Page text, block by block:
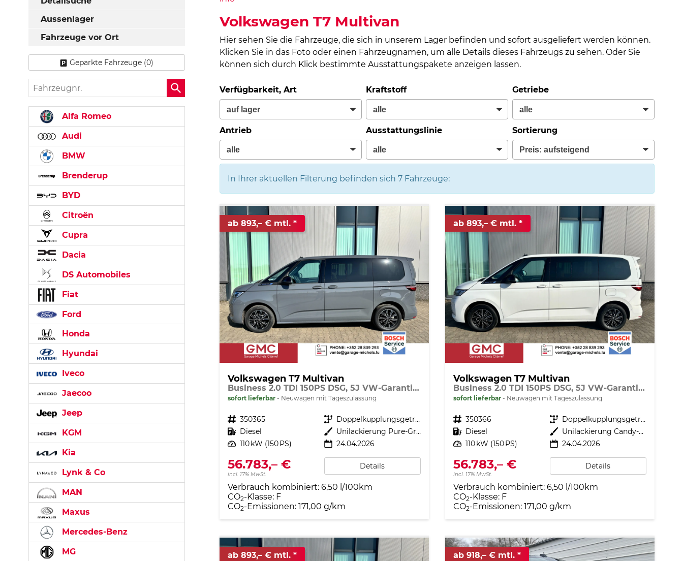
Volkswagen T7 Multivan
Hier sehen Sie die Fahrzeuge, die sich in unserem Lager befinden und sofort ausgeliefert werden können.
Klicken Sie in das Foto oder einen Fahrzeugnamen, um alle Details dieses Fahrzeugs zu sehen. Oder Sie
können sich durch Klick bestimmte Ausstattungspakete anzeigen lassen.
Verfügbarkeit, Art Kraftstoff Getriebe
Antrieb Ausstattungslinie Sortierung
In Ihrer aktuellen Filterung befinden sich 7Fahrzeuge:
ab 893,– € mtl.
Volkswagen T7 Multivan
Business 2.0 TDI 150PS DSG, 5J VW-Garantie, AHK, Family-Paket, 7-Sitzer+Armlehnen, Sitzheizung Digital Cockpit PRO, 17" ALU, IQ.LIGHT LED-MATRIX, 3ZCLIMATRONIC, PRIVACY-GLAS, Parksensoren v/h, KAMERA, 2x Schiebetüre, ACC, SideAssist, M-Lederlenkrad, Radio 10"
sofort lieferbar Neuwagen mit Tageszulassung
Fahrzeugnr. 350365 Getriebe
Doppelkupplungsgetriebe (DSG)
Kraftstoff Diesel Außenfarbe
Unilackierung Pure-Grey
Leistung 110 kW (150 PS) 24.04.2026
56.783,– €
incl. 17% MwSt.
Details
Verbrauch kombiniert: 6,50 l/100km
CO2-Klasse: F
CO2-Emissionen: 171,00 g/km
ab 893,– € mtl.
Volkswagen T7 Multivan
Business 2.0 TDI 150PS DSG, 5J VW-Garantie, AHK, Family-Paket, 7-Sitzer+Armlehnen, Sitzheizung Digital Cockpit PRO, 17" ALU, IQ.LIGHT LED-MATRIX, 3ZCLIMATRONIC, PRIVACY-GLAS, Parksensoren v/h, KAMERA, 2x Schiebetüre, ACC, SideAssist, M-Lederlenkrad, Radio 10"
sofort lieferbar Neuwagen mit Tageszulassung
Fahrzeugnr. 350366 Getriebe
Doppelkupplungsgetriebe (DSG)
Kraftstoff Diesel Außenfarbe
Unilackierung Candy-Weiß
Leistung 110 kW (150 PS) 24.04.2026
56.783,– €
incl. 17% MwSt.
Details
Verbrauch kombiniert: 6,50 l/100km
CO2-Klasse: F
CO2-Emissionen: 171,00 g/km
ab 893,– € mtl. ab 918,– € mtl.
Aussenlager
Fahrzeuge vor Ort
Geparkte Fahrzeuge (0)
Fahrzeugnr.
Alfa Romeo
Audi
BMW
Brenderup
BYD
Citroën
Cupra
Dacia
DS Automobiles
Fiat
Ford
Honda
Hyundai
Iveco
Jaecoo
Jeep
KGM
Kia
Lynk & Co
MAN
Maxus
Mercedes-Benz
MG